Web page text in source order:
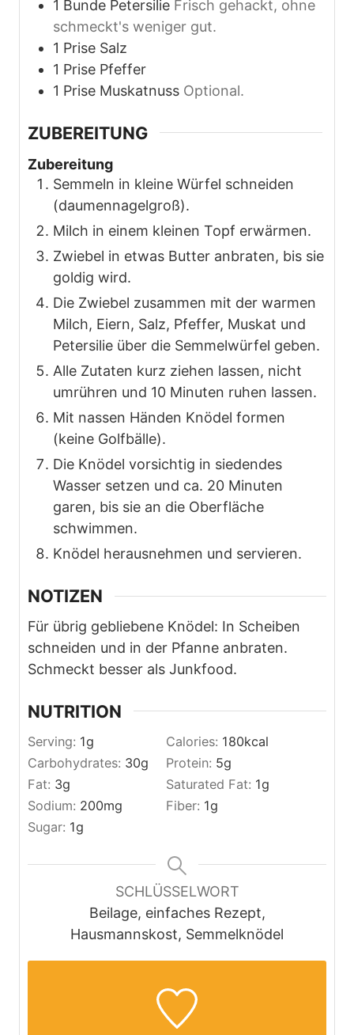
1 Bunde Petersilie Frisch gehackt, ohne
schmeckt's weniger gut.
1 Prise Salz
1 Prise Pfeffer
1 Prise Muskatnuss Optional.
ZUBEREITUNG
Zubereitung
Semmeln in kleine Würfel schneiden
(daumennagelgroß).
Milch in einem kleinen Topf erwärmen.
Zwiebel in etwas Butter anbraten, bis sie
goldig wird.
Die Zwiebel zusammen mit der warmen
Milch, Eiern, Salz, Pfeffer, Muskat und
Petersilie über die Semmelwürfel geben.
Alle Zutaten kurz ziehen lassen, nicht
umrühren und 10 Minuten ruhen lassen.
Mit nassen Händen Knödel formen
(keine Golfbälle).
Die Knödel vorsichtig in siedendes
Wasser setzen und ca. 20 Minuten
garen, bis sie an die Oberfläche
schwimmen.
Knödel herausnehmen und servieren.
NOTIZEN
Für übrig gebliebene Knödel: In Scheiben
schneiden und in der Pfanne anbraten.
Schmeckt besser als Junkfood.
NUTRITION
Serving: 1g Calories: 180kcal
Carbohydrates: 30g Protein: 5g
Fat: 3g Saturated Fat: 1g
Sodium: 200mg Fiber: 1g
Sugar: 1g
SCHLÜSSELWORT
Beilage, einfaches Rezept,
Hausmannskost, Semmelknödel